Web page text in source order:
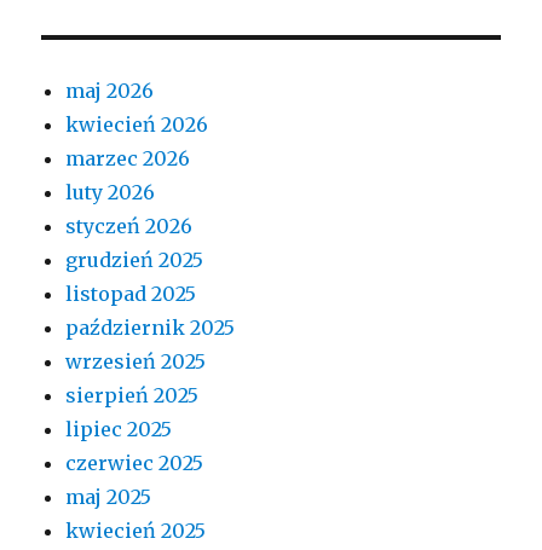
maj 2026
kwiecień 2026
marzec 2026
luty 2026
styczeń 2026
grudzień 2025
listopad 2025
październik 2025
wrzesień 2025
sierpień 2025
lipiec 2025
czerwiec 2025
maj 2025
kwiecień 2025